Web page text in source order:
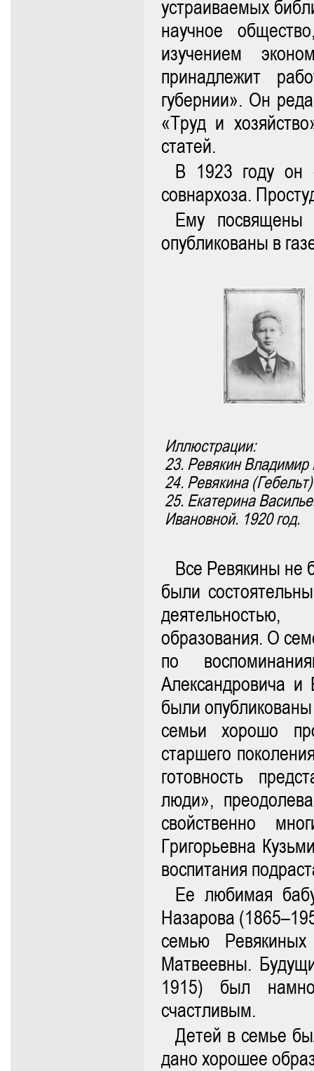
устраиваемых
научное
изучением
принадлежит
губернии». Он
«Труд и
статей.
В 1923 году он
совнархоза.
Ему посвящены
опубликованы в
Иллюстрации:
23. Ревякин Владимир
24. Ревякина
25. Екатерина
Ивановной. 1920 год.
Все Ревякины не
были
образования. О
по
Александровича
были
семьи хорошо
старшего
готовность
люди»,
свойственно
Григорьевна
воспитания
Ее любимая
Назарова
семью
Матвеевны.
1915) был
счастливым.
Детей в семье
дано хорошее